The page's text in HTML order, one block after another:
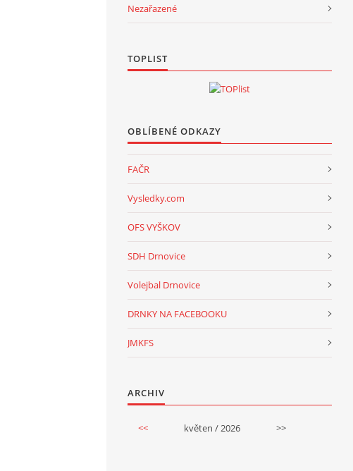
Nezařazené
TOPLIST
OBLÍBENÉ ODKAZY
FAČR
Vysledky.com
OFS VYŠKOV
SDH Drnovice
Volejbal Drnovice
DRNKY NA FACEBOOKU
JMKFS
ARCHIV
<< květen / 2026 >>